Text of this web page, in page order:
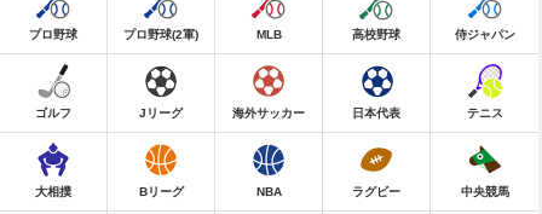
プロ野球 プロ野球(2軍) MLB 高校野球 侍ジャパン
ゴルフ Jリーグ 海外サッカー 日本代表 テニス
大相撲 Bリーグ NBA ラグビー 中央競馬